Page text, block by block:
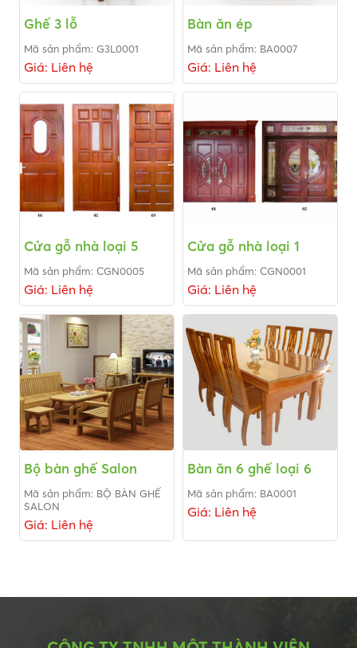
Ghế 3 lỗ
Mã sản phẩm: G3L0001
Giá: Liên hệ
Bàn ăn ép
Mã sản phẩm: BA0007
Giá: Liên hệ
Cửa gỗ nhà loại 5
Mã sản phẩm: CGN0005
Giá: Liên hệ
Cửa gỗ nhà loại 1
Mã sản phẩm: CGN0001
Giá: Liên hệ
Bộ bàn ghế Salon
Mã sản phẩm: BỘ BÀN GHẾ
SALON
Giá: Liên hệ
Bàn ăn 6 ghế loại 6
Mã sản phẩm: BA0001
Giá: Liên hệ